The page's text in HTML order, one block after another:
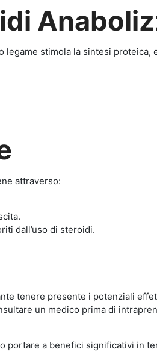
stimola la sintesi proteica,
attraverso:
dall’uso di steroidi.
tenere presente i potenziali
un medico prima di
portare a benefici significativi in